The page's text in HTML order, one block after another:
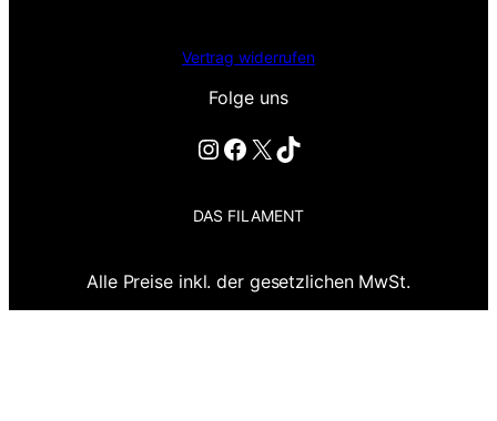
Vertrag widerrufen
Folge uns
Instagram Facebook X TikTok
DAS FILAMENT
Alle Preise inkl. der gesetzlichen MwSt.